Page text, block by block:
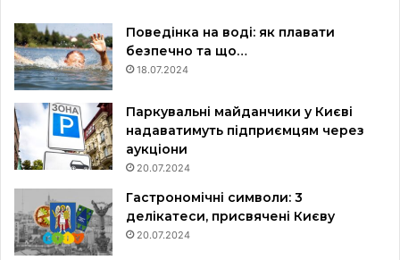
Поведінка на воді: як плавати
безпечно та що…
18.07.2024
Паркувальні майданчики у Києві
надаватимуть підприємцям через
аукціони
20.07.2024
Гастрономічні символи: 3
делікатеси, присвячені Києву
20.07.2024